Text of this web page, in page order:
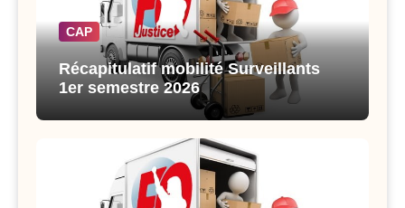
CAP
Récapitulatif mobilité Surveillants
1er semestre 2026